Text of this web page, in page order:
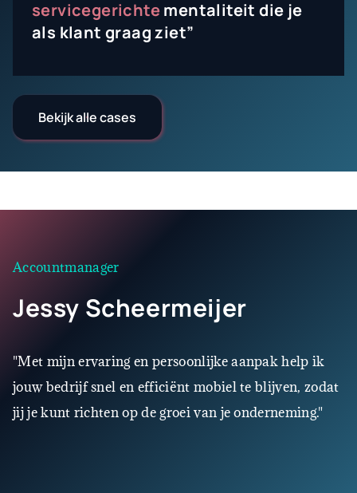
servicegerichtementaliteit die je
als klant graag ziet”
Bekijk alle cases
Accountmanager
Jessy Scheermeijer
"Met mijn ervaring en persoonlijke aanpak help ik
jouw bedrijf snel en efficiënt mobiel te blijven, zodat
jij je kunt richten op de groei van je onderneming."